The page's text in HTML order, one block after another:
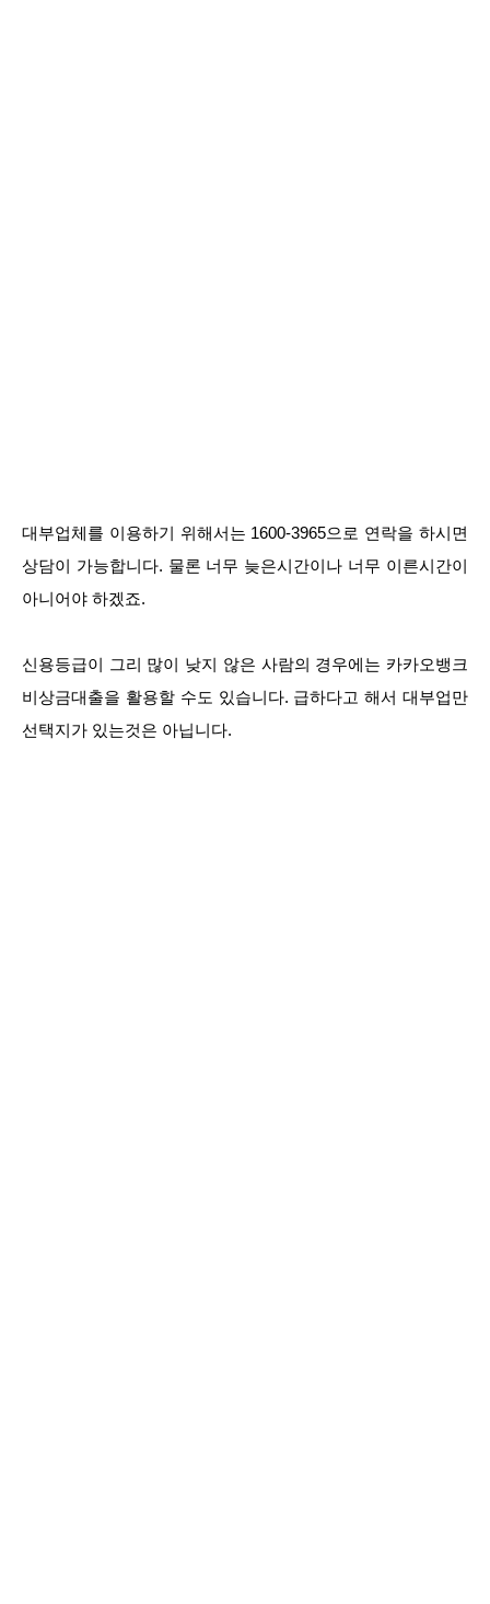
대부업체를 이용하기 위해서는 1600-3965으로 연락을 하시면
상담이 가능합니다. 물론 너무 늦은시간이나 너무 이른시간이
아니어야 하겠죠.
신용등급이 그리 많이 낮지 않은 사람의 경우에는 카카오뱅크
비상금대출을 활용할 수도 있습니다. 급하다고 해서 대부업만
선택지가 있는것은 아닙니다.